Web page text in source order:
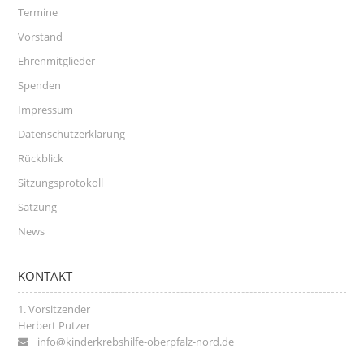
Termine
Vorstand
Ehrenmitglieder
Spenden
Impressum
Datenschutzerklärung
Rückblick
Sitzungsprotokoll
Satzung
News
KONTAKT
1. Vorsitzender
Herbert Putzer
info@kinderkrebshilfe-oberpfalz-nord.de